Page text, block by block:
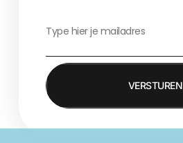
VERSTUREN